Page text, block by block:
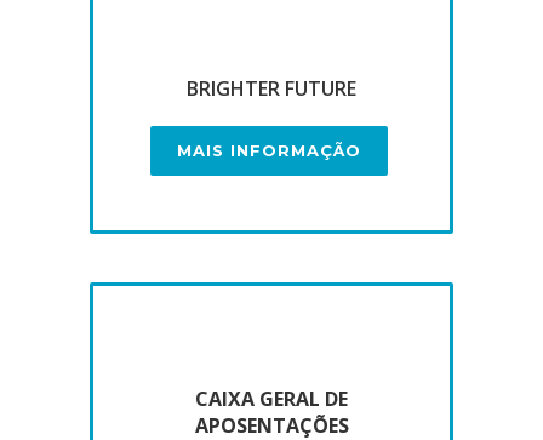
BRIGHTER FUTURE
MAIS INFORMAÇÃO
CAIXA GERAL DE
APOSENTAÇÕES